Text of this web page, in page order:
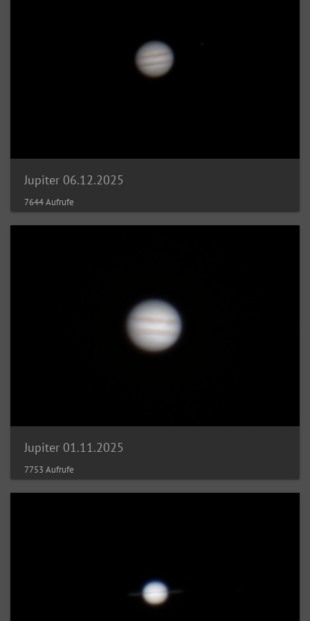
Jupiter 06.12.2025
7644 Aufrufe
Jupiter 01.11.2025
7753 Aufrufe